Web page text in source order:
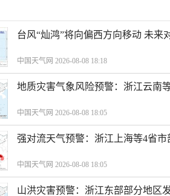
台风“灿鸿”将向偏西方向移动 未来
中国天气网 2026-08-08 18:18
地质灾害气象风险预警：浙江云南
中国天气网 2026-08-08 18:05
强对流天气预警：浙江上海等4省
中国天气网 2026-08-08 18:05
山洪灾害预警：浙江东部部分地区